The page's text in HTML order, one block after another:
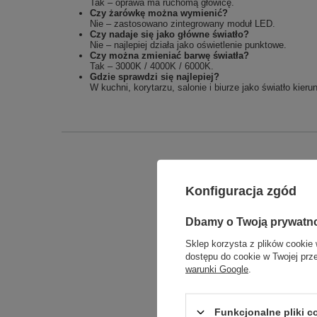
Tak – oprawa ma ruchomą głowicę.
Czy żarówkę można wymienić?
Nie – zastosowano zintegrowany moduł LED.
Czy nadaje się jako główne światło?
Nie – najlepiej działa jako oświetlenie punktowe.
Czy można zmieniać barwę światła?
Tak – 3000K / 4000K / 6000K.
Gdzie sprawdzi się najlepiej?
W kuchni, korytarzu, salonie i biurze jako światło
Konfiguracja zgód
Dbamy o Twoją
Sklep korzysta z plików cookie
dostępu do cookie w Twojej
warunki Google
Funkcjonalne pliki